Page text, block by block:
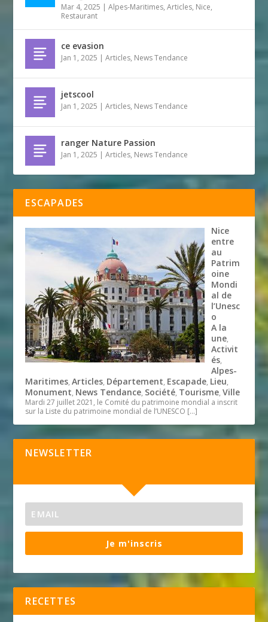
Mar 4, 2025 |Alpes-Maritimes,Articles, Nice,
Restaurant
ce evasion
Jan 1, 2025 |Articles, News Tendance
jetscool
Jan 1, 2025 |Articles, News Tendance
ranger Nature Passion
Jan 1, 2025 |Articles, News Tendance
ESCAPADES
Nice
entre
au
Patrim
oine
Mondi
al de
l’Unesc
o
A la
une,
Activit
és,
Alpes-
Maritimes,Articles, Département, Escapade, Lieu,
Monument, News Tendance, Société, Tourisme,Ville
Mardi 27 juillet 2021, le Comité du patrimoine mondial a inscrit
sur la Liste du patrimoine mondial de l’UNESCO […]
NEWSLETTER
Je m'inscris
RECETTES